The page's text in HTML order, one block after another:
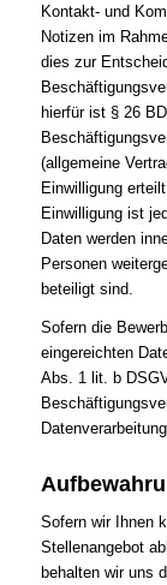
Kontakt- und
Notizen im
dies zur
hierfür ist § 26
(allgemeine
Einwilligung
Einwilligung ist
Daten werden
Personen
beteiligt sind.
Sofern die
eingereichten
Abs. 1 lit. b
Sofern wir Ihnen
Stellenangebot
behalten wir uns